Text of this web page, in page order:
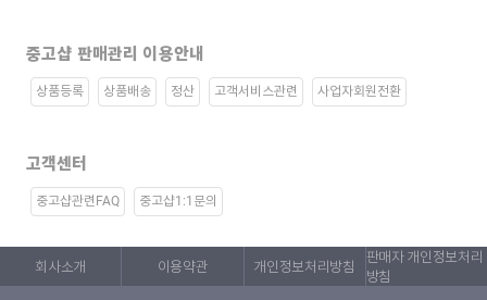
중고샵 판매관리 이용안내
상품등록 상품배송 정산 고객서비스관련 사업자회원전환
고객센터
중고샵관련FAQ 중고샵1:1문의
회사소개 이용약관 개인정보처리방침
판매자 개인정보처리
방침